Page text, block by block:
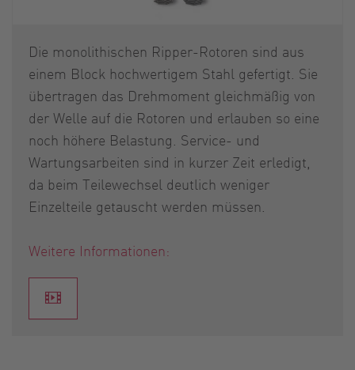
Die monolithischen Ripper-Rotoren sind aus
einem Block hochwertigem Stahl gefertigt. Sie
übertragen das Drehmoment gleichmäßig von
der Welle auf die Rotoren und erlauben so eine
noch höhere Belastung. Service- und
Wartungsarbeiten sind in kurzer Zeit erledigt,
da beim Teilewechsel deutlich weniger
Einzelteile getauscht werden müssen.
Weitere Informationen: